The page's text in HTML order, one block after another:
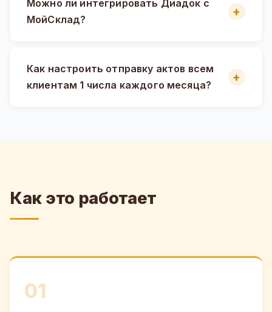
Можно ли интегрировать Диадок с
МойСклад?
Как настроить отправку актов всем
клиентам 1 числа каждого месяца?
Как это работает
01